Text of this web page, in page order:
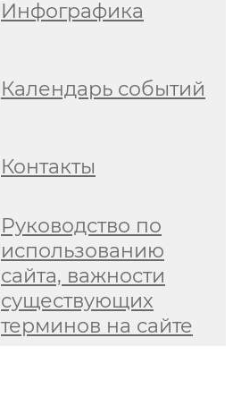
Инфографика
Календарь событий
Контакты
Руководство по
использованию
сайта, важности
существующих
терминов на сайте